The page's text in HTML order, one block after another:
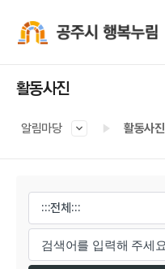
활동사진
알림마당 활동사진